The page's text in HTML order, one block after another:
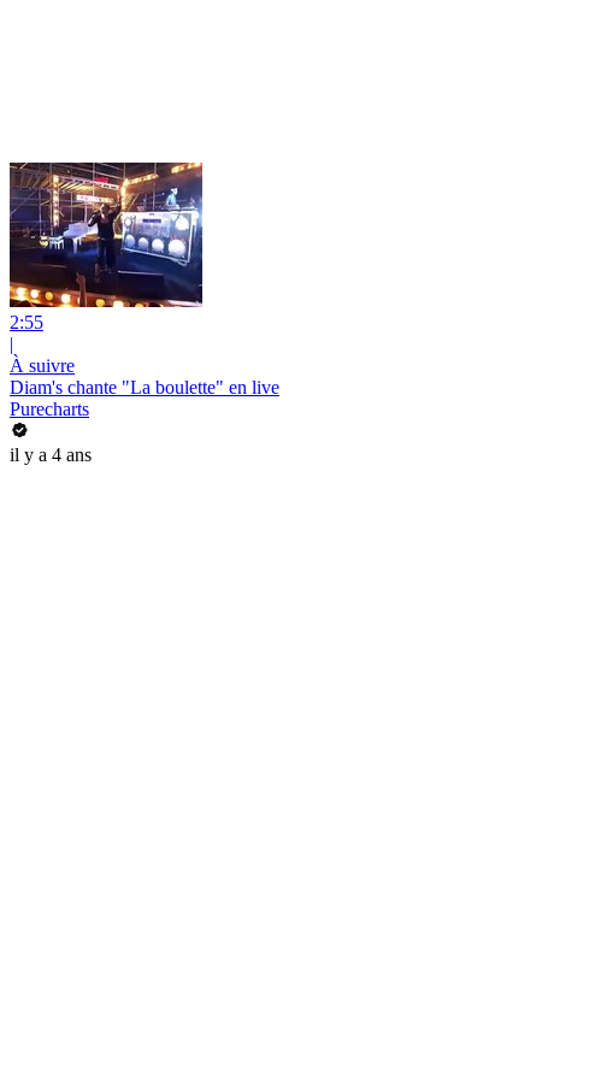
2:55
|
À suivre
Diam's chante "La boulette" en live
Purecharts
il y a 4 ans